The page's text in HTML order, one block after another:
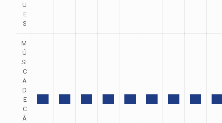
U
E
S
M
Ú
SI
C
A
D
E
C
Â